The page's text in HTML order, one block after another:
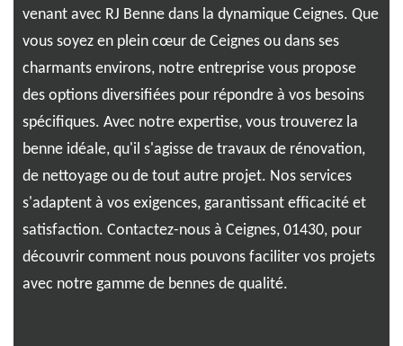
venant avec RJ Benne dans la dynamique Ceignes. Que
vous soyez en plein cœur de Ceignes ou dans ses
charmants environs, notre entreprise vous propose
des options diversifiées pour répondre à vos besoins
spécifiques. Avec notre expertise, vous trouverez la
benne idéale, qu'il s'agisse de travaux de rénovation,
de nettoyage ou de tout autre projet. Nos services
s'adaptent à vos exigences, garantissant efficacité et
satisfaction. Contactez-nous à Ceignes, 01430, pour
découvrir comment nous pouvons faciliter vos projets
avec notre gamme de bennes de qualité.